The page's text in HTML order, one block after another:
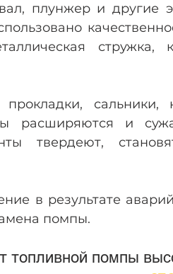
вал, плунжер и другие
стружка,
сальники,
расширяются и
твердеют,
в результате
помпы.
топливной помпы